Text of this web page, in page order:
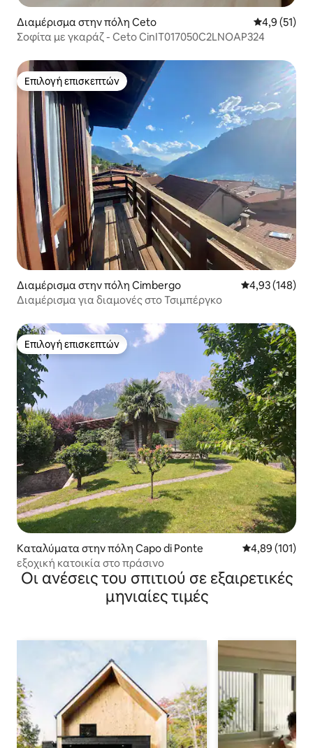
Διαμέρισμα στην πόλη Ceto Μέση
4,9 (51)
Σοφίτα με γκαράζ - Ceto CinIT017050C2LNOAP324
Επιλογή επισκεπτών
Επιλογή επισκεπτών
Διαμέρισμα στην πόλη Cimbergo Μέση
4,93 (148)
Διαμέρισμα για διαμονές στο Τσιμπέργκο
Επιλογή επισκεπτών
Επιλογή επισκεπτών
Καταλύματα στην πόλη Capo di Ponte Μέση
4,89 (101)
εξοχική κατοικία στο πράσινο
Οι ανέσεις του σπιτιού σε εξαιρετικές
μηνιαίες τιμές